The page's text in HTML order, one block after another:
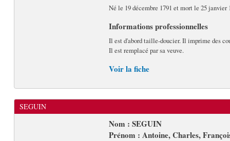
Né le 19 décembre 1791 et mort le 25 janvier
Informations professionnelles
Il est d'abord taille-doucier. Il imprime des
Il est remplacé par sa veuve.
Voir la fiche
SEGUIN
Nom : SEGUIN
Prénom : Antoine, Charles,